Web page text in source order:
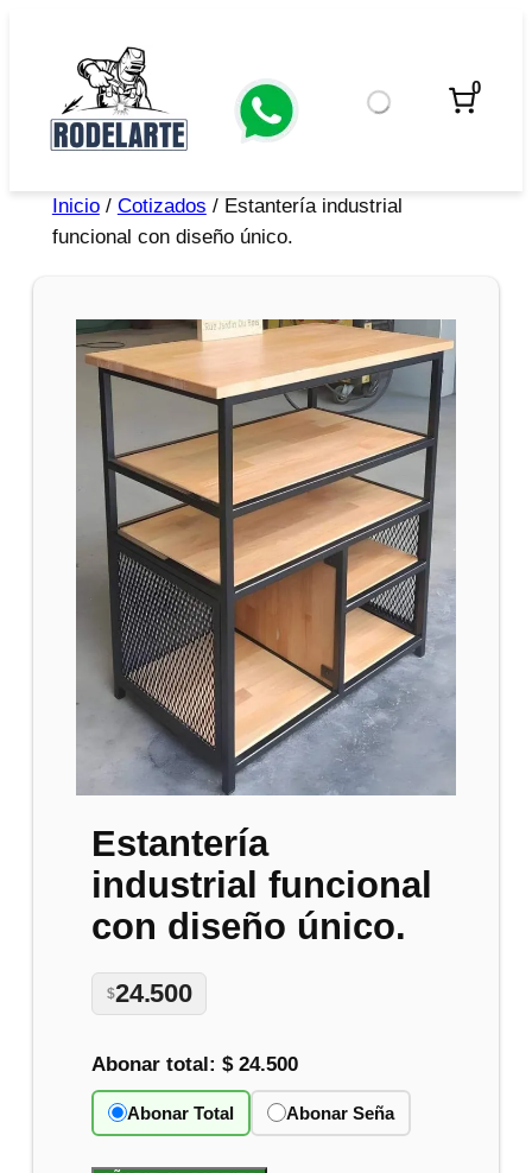
0
Inicio/ Cotizados / Estantería industrial
funcional con diseño único.
Estantería
industrial funcional
con diseño único.
$24.500
Abonar total:$ 24.500
Abonar Total Abonar Seña